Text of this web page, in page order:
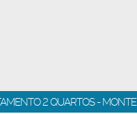
2 QUARTOS -